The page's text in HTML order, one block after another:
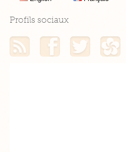
Profils sociaux
Mon flux RSSMon profil Facebook
Mon profil